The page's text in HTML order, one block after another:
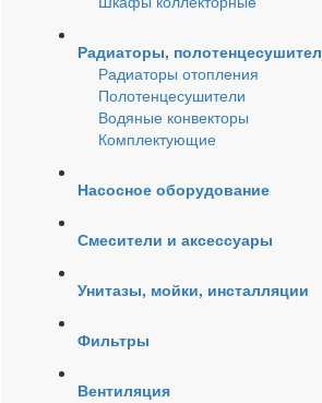
Радиаторы,
Радиаторы отопления
Полотенцесушители
Водяные конвекторы
Комплектующие
Насосное оборудование
Смесители и аксессуары
Унитазы, мойки, инсталляции
Фильтры
Вентиляция